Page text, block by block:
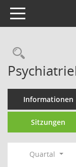
Toggle navigation
Informationen
Sitzungen
Quartal